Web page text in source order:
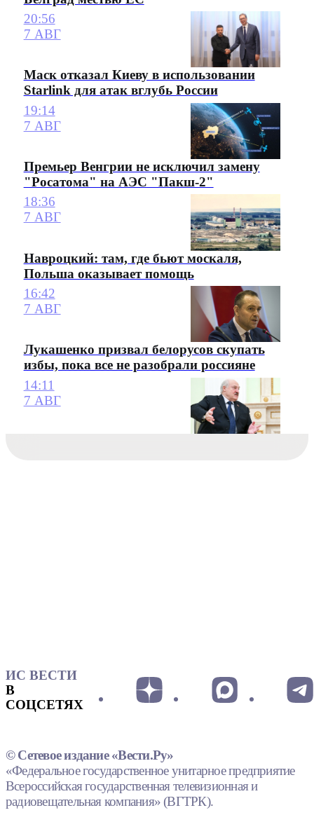
20:56
7 АВГ
Маск отказал Киеву в использовании
Starlink для атак вглубь России
19:14
7 АВГ
Премьер Венгрии не исключил замену
"Росатома" на АЭС "Пакш-2"
18:36
7 АВГ
Навроцкий: там, где бьют москаля,
Польша оказывает помощь
16:42
7 АВГ
Лукашенко призвал белорусов скупать
избы, пока все не разобрали россияне
14:11
7 АВГ
ИС ВЕСТИ
В
СОЦСЕТЯХ
© Сетевое издание «Вести.Ру»
«Федеральное государственное унитарное предприятие
Всероссийская государственная телевизионная и
радиовещательная компания» (ВГТРК).